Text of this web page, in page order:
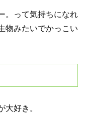
。って気持ちになれ
物みたいでかっこい
大好き。